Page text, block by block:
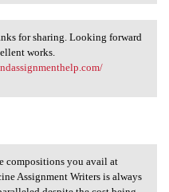
for
for sharing. Looking forward
works.
compositions you avail at
Assignment Writers is always